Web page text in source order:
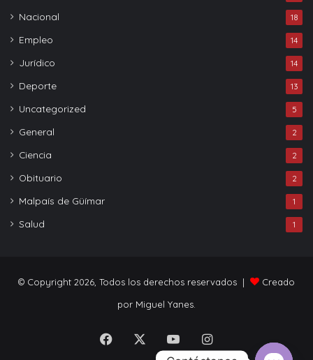
Nacional 18
Empleo 14
Jurídico 14
Deporte 13
Uncategorized 5
General 2
Ciencia 2
Obituario 2
Malpaís de Güímar 1
Salud 1
© Copyright 2026, Todos los derechos reservados |
Creado
por Miguel Yanes.
Facebook YouTubeInstagram